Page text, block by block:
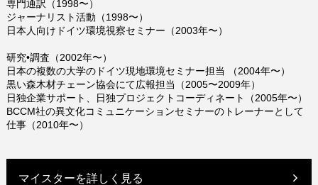
専門通訳（1998〜）
ジャーナリスト活動（1998〜）
日本人向けドイツ環境視察セミナー（2003年〜）
研究•調査（2002年〜）
日本の複数の大学のドイツ現地環境セミナー担当 （2004年〜）
黒い森木材チェーン協会にて広報担当（2005〜2009年）
日独企業サポート、日独プロジェクトコーディネート（2005年〜）
BCCM社の異文化コミュニケーションセミナーのトレーナーとして
仕事（2010年〜）
マイスターを詳しく見る